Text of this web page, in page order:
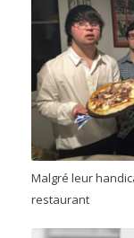
Malgré leur
restaurant